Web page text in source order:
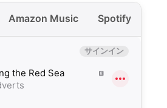
Amazon Music Spotify